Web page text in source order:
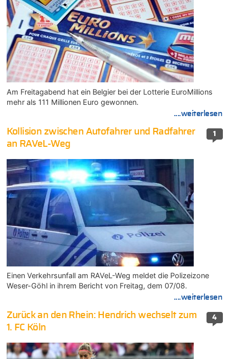
Am Freitagabend hat ein Belgier bei der Lotterie EuroMillions
mehr als 111 Millionen Euro gewonnen.
....weiterlesen
1
Kollision zwischen Autofahrer und Radfahrer
an RAVeL-Weg
Einen Verkehrsunfall am RAVeL-Weg meldet die Polizeizone
Weser-Göhl in ihrem Bericht von Freitag, dem 07/08.
....weiterlesen
4
Zurück an den Rhein: Hendrich wechselt zum
1. FC Köln